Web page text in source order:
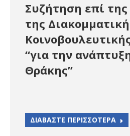
Συζήτηση επί
της
“για την
Θράκης”
ΔΙΑΒΑΣΤΕ ΠΕΡΙΣΣΟΤΕΡΑ